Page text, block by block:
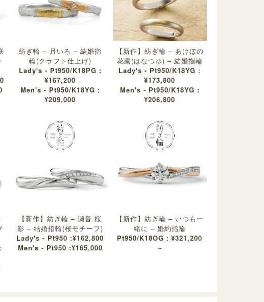
紡ぎ輪 – 月いろ – 結婚指
輪(クラフト仕上げ)
Lady's - Pt950/K18PG :
¥167,200
Men's - Pt950/K18YG :
¥209,000
【新作】紡ぎ輪 – あけぼの
花露(はなつゆ) – 結婚指輪
Lady's - Pt950/K18YG :
¥173,800
Men's - Pt950/K18YG :
¥206,800
【新作】紡ぎ輪 – 瀬音 桜
影 – 結婚指輪(桜モチーフ)
Lady's - Pt950 :¥162,800
Men's - Pt950 :¥165,000
【新作】紡ぎ輪 – いつも一
緒に – 婚約指輪
Pt950/K18OG：¥321,200
～